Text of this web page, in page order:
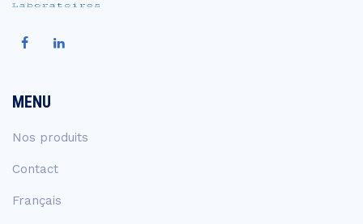
MENU
Nos produits
Contact
Français